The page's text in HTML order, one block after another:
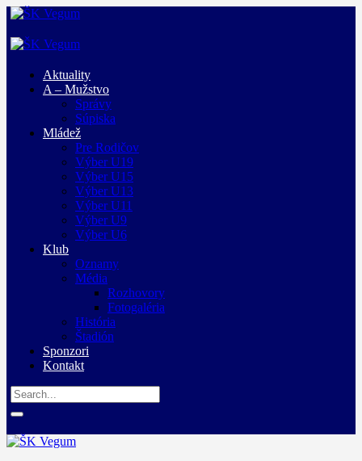
Aktuality
A – Mužstvo
Správy
Súpiska
Mládež
Pre Rodičov
Výber U19
Výber U15
Výber U13
Výber U11
Výber U9
Výber U6
Klub
Oznamy
Média
Rozhovory
Fotogaléria
História
Štadión
Sponzori
Kontakt